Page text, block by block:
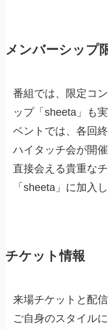
メンバーシップ
番組では、限定コ
ップ「sheeta」も
ベントでは、各回
ハイタッチ会が開
直接会える貴重な
「sheeta」に加入
チケット情報
来場チケットと配
ご自身のスタイル